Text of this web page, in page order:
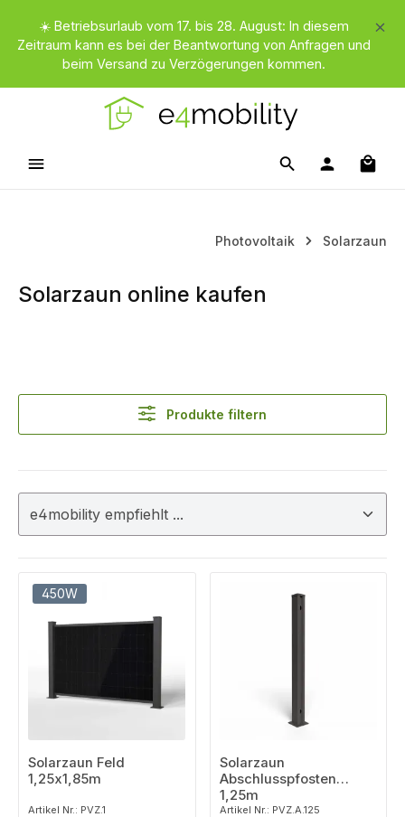
Zum Hauptinhalt springen
☀️ Betriebsurlaub vom 17. bis 28. August: In diesem
Zeitraum kann es bei der Beantwortung von Anfragen und
beim Versand zu Verzögerungen kommen.
Photovoltaik Solarzaun
Solarzaun online kaufen
Produkte filtern
450W
Solarzaun Feld
1,25x1,85m
Artikel Nr.: PVZ.1
Solarzaun
Abschlusspfosten
1,25m
Artikel Nr.: PVZ.A.125